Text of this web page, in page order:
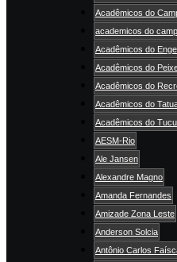
Acadêmicos do
academicos do
Acadêmicos do
Acadêmicos do
Acadêmicos do
Acadêmicos do
Acadêmicos do
AESM-Rio
Ale Jansen
Alexandre Magno
Amanda Fernandes
Amizade Zona Leste
Anderson Solcia
Antônio Carlos